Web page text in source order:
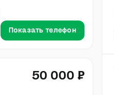
Показать телефон
50 000 ₽